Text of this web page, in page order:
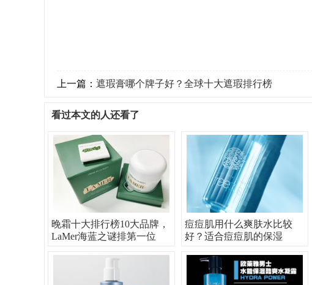
上一篇： 遮瑕膏哪个牌子好？全球十大遮瑕排行榜
看过本文的人还看了
晚霜十大排行榜10大品牌，
LaMer海蓝之谜排第一位
痘痘肌用什么爽肤水比较
好？适合痘痘肌的保湿